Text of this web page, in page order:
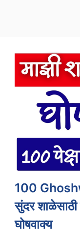
100
सुंदर शाळेसाठी
घोषवाक्य